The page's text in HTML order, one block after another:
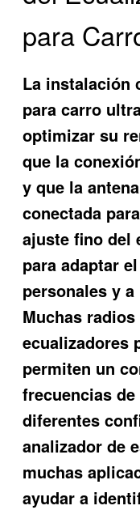
para
La instalación
para carro
optimizar su
que la
y que la
conectada
ajuste fino del
para adaptar
personales y
Muchas
ecualizadores
permiten un
frecuencias
diferentes
analizador de
muchas
ayudar a